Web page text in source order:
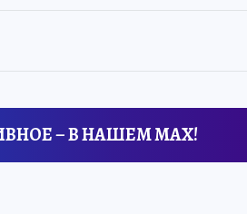
– В НАШЕМ MAX!